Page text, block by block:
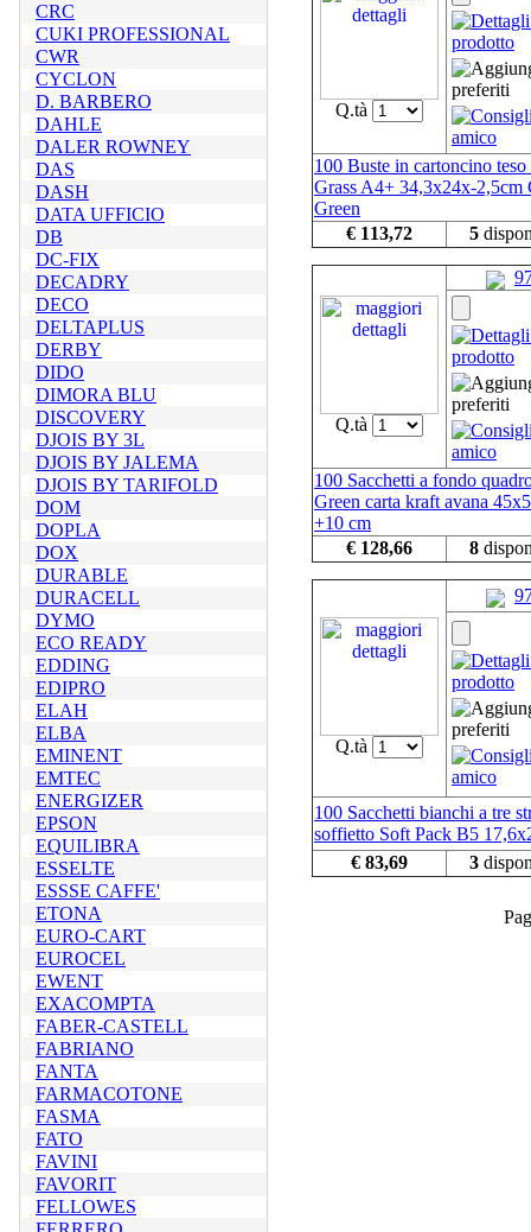
CRC
CUKI PROFESSIONAL
CWR
CYCLON
D. BARBERO
DAHLE
DALER ROWNEY
DAS
DASH
DATA UFFICIO
DB
DC-FIX
DECADRY
DECO
DELTAPLUS
DERBY
DIDO
DIMORA BLU
DISCOVERY
DJOIS BY 3L
DJOIS BY JALEMA
DJOIS BY TARIFOLD
DOM
DOPLA
DOX
DURABLE
DURACELL
DYMO
ECO READY
EDDING
EDIPRO
ELAH
ELBA
EMINENT
EMTEC
ENERGIZER
EPSON
EQUILIBRA
ESSELTE
ESSSE CAFFE'
ETONA
EURO-CART
EUROCEL
EWENT
EXACOMPTA
FABER-CASTELL
FABRIANO
FANTA
FARMACOTONE
FASMA
FATO
FAVINI
FAVORIT
FELLOWES
Q.tà
100 Buste in cartoncino teso
Grass A4+ 34,3x24x-2,5cm
Green
€ 113,72
5
Q.tà
100 Sacchetti a fondo
Green carta kraft avana
+10 cm
€ 128,66
8
Q.tà
100 Sacchetti bianchi a tre
soffietto Soft Pack B5
€ 83,69
3